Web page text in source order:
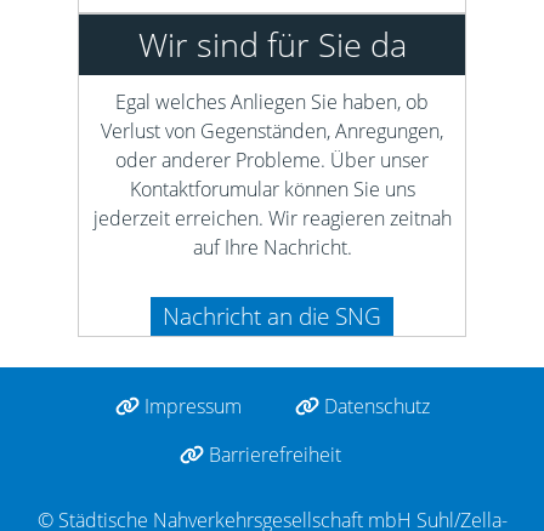
Wir sind für Sie da
Egal welches Anliegen Sie haben, ob
Verlust von Gegenständen, Anregungen,
oder anderer Probleme. Über unser
Kontaktforumular können Sie uns
jederzeit erreichen. Wir reagieren zeitnah
auf Ihre Nachricht.
Nachricht an die SNG
Impressum
Datenschutz
Barrierefreiheit
© Städtische Nahverkehrsgesellschaft mbH Suhl/Zella-